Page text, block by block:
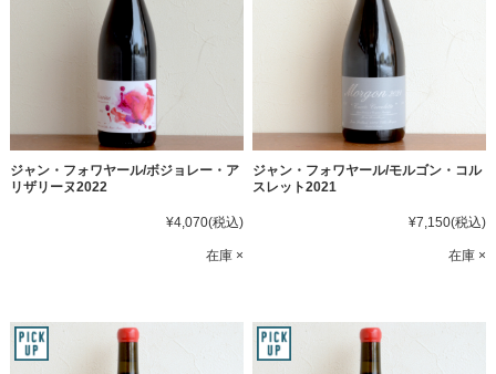
ジャン・フォワヤール/ボジョレー・ア
リザリーヌ2022
¥4,070(税込)
在庫 ×
ジャン・フォワヤール/モルゴン・コル
スレット2021
¥7,150(税込)
在庫 ×